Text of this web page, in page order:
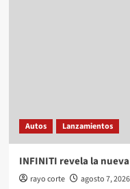
Autos Lanzamientos
INFINITI revela la
rayo corte agosto 7, 2026